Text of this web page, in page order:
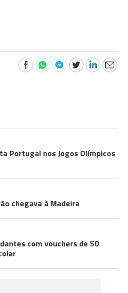
Portugal nos Jogos Olímpicos
chegava à Madeira
com vouchers de 50